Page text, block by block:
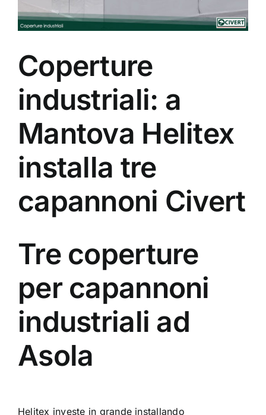
Coperture
industriali: a
Mantova Helitex
installa tre
capannoni Civert
Tre coperture
per capannoni
industriali ad
Asola
Helitex investe in grande installando